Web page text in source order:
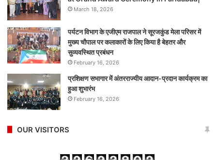
March 18, 2026
पर्यटन विभाग के एजीएम राजपाल ने सूरजकुंड मेला परिसर में
मुख्य चौपाल पर कलाकारों के लिए किया है बेहतर और
सुव्यवस्थित प्रबंधन
February 16, 2026
प्रशिक्षण सभागार में अंतरराज्यीय आदान-प्रदान कार्यक्रम का
हुआ शुभारंभ
February 16, 2026
OUR VISITORS